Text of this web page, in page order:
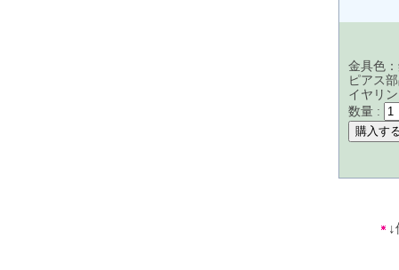
金具色
ピアス
イヤリ
数量 :